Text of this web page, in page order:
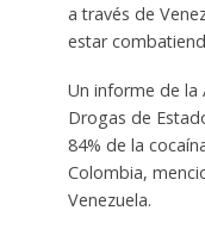
a través de
estar
Un informe de la
Drogas de
84% de la
Colombia,
Venezuela.